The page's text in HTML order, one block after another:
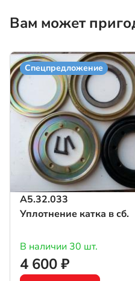
Вам может
Спецпредложение
А5.32.033
Уплотнение катка в сб.
В наличии 30 шт.
4 600 ₽